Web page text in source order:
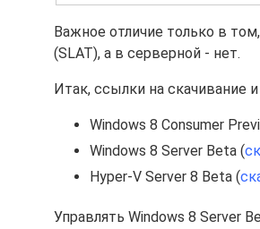
Важное отличие только в
(SLAT), а в серверной - нет.
Итак, ссылки на скачивание
Windows 8 Consumer
Windows 8 Server Beta (
Hyper-V Server 8 Beta (
Управлять Windows 8 Server